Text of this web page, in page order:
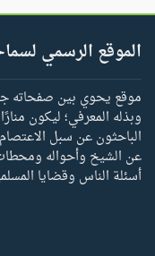
الموقع الرسمي
موقع يحوي بين صفحاته
وبذله المعرفي؛ ليكون
الباحثون عن سبل الاعتصام
عن الشيخ وأحواله ومحطات
أسئلة الناس وقضايا